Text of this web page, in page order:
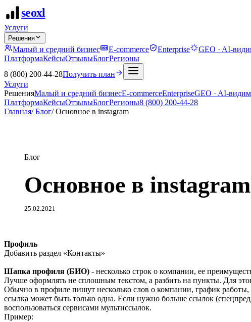
seoxl
Услуги
Решения
Малый и средний бизнес E-commerce Enterprise
GEO · AI-
ПлатформаКейсыОтзывыБлогРегионы
8 (800) 200-44-28Получить план
Услуги
РешенияМалый и средний бизнесE-commerceEnterpriseGEO · AI-
ПлатформаКейсыОтзывыБлогРегионы8 (800) 200-44-28
Главная/ Блог/ Основное в instagram
Блог
Основное в instagram
25.02.2021
Профиль
Добавить раздел «Контакты»
Шапка профиля (БИО) - несколько строк о компании, ее
Лучше оформлять не сплошным текстом, а разбить на пункты. Для
Обычно в профиле пишут несколько слов о компании, график
ссылка может быть только одна. Если нужно больше ссылок
воспользоваться сервисами мультиссылок.
Пример: